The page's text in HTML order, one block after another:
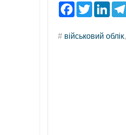
F
a
b
T
w
t
L
e
# військовий облік,